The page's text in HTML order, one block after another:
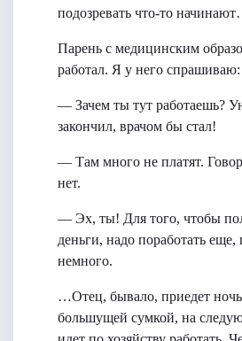
подозревать что-то
Парень с медицинским
работал. Я у него спрашиваю:
— Зачем ты тут работаешь?
закончил, врачом бы стал!
— Там много не платят.
нет.
— Эх, ты! Для того, чтобы
деньги, надо поработать еще,
немного.
…Отец, бывало, приедет
большущей сумкой, на